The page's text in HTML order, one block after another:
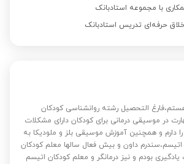
با مجموعه استادبانک
حرفه‌ای تدریس استادبانک
التحصیل رشته روانشناسی کودکان
در موسیقی درمانی برای کودکان دارای مشکلات
را دارم و همچنین آموزش موسیقی بلز و ملودیکا به
داون و بیش فعال سالها معلم کودکان
بودم و نیز درمانگر و معلم کودکان اتیسم